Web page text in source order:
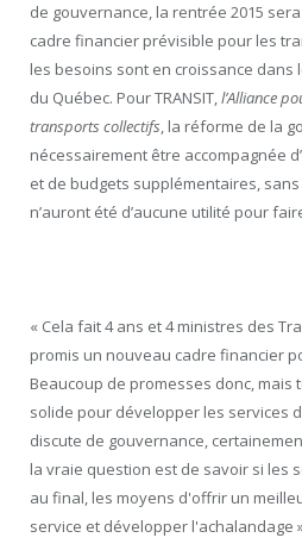
de gouvernance, la rentrée 2015
cadre financier prévisible pour les
les besoins sont en croissance dans
du Québec. Pour TRANSIT,l’Alliance
transports collectifs, la réforme de la
nécessairement être accompagnée
et de budgets supplémentaires,
n’auront été d’aucune utilité pour
« Cela fait 4 ans et 4 ministres des
promis un nouveau cadre financier
Beaucoup de promesses donc,
solide pour développer les services
discute de gouvernance,
la vraie question est de savoir si les
au final, les moyens d'offrir un
service et développer l'achalandage